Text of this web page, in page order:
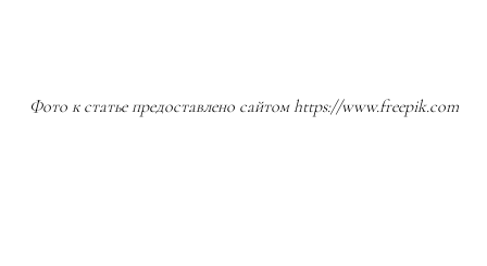
Фото к статье предоставлено сайтомhttps://www.freepik.com